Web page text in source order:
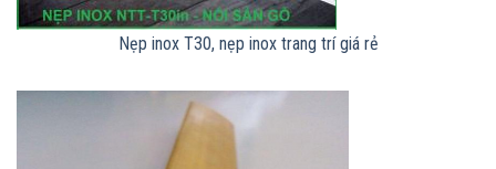
Nẹp inox T30, nẹp inox trang trí giá rẻ